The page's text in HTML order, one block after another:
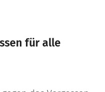
für alle